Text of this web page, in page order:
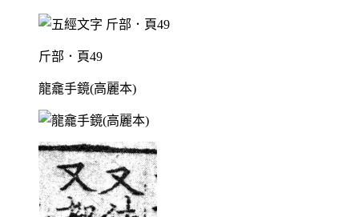
斤部．頁49
龍龕手鏡(高麗本)